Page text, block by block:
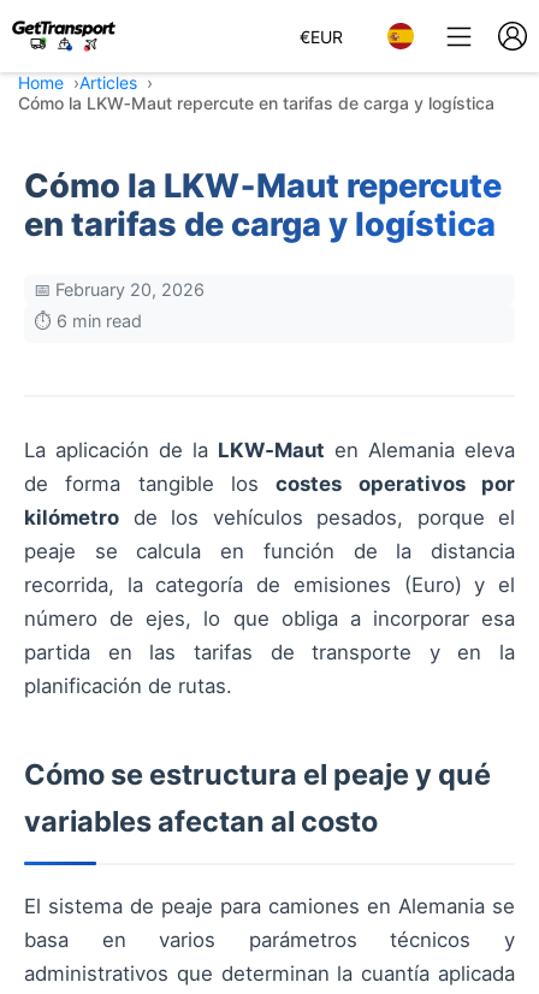
€EUR
Home
Articles
Cómo la LKW‑Maut repercute en tarifas de carga y logística
Cómo la LKW‑Maut repercute
en tarifas de carga y logística
📅 February 20, 2026
⏱️ 6 min read
La aplicación de la LKW‑Maut en Alemania eleva
de forma tangible loscostes operativos por
kilómetro de los vehículos pesados, porque el
peaje se calcula en función de la distancia
recorrida, la categoría de emisiones (Euro) y el
número de ejes, lo que obliga a incorporar esa
partida en las tarifas de transporte y en la
planificación de rutas.
Cómo se estructura el peaje y qué
variables afectan al costo
El sistema de peaje para camiones en Alemania se
basa en varios parámetros técnicos y
administrativos que determinan la cuantía aplicada